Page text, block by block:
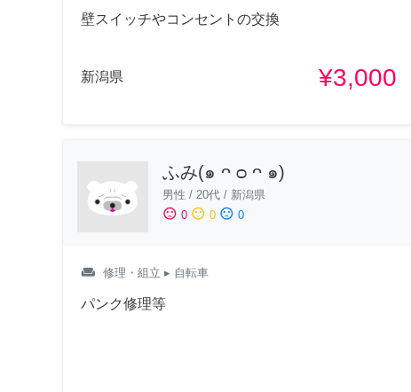
壁スイッチやコンセントの交換
新潟県 ¥3,000
ふみ(๑ ᴖ ᴑ ᴖ ๑)
男性 / 20代 / 新潟県
sentiment_satisfied 0 sentiment_neutral 0 sentiment_dissatisfied 0
weekend 修理・組立 ▸ 自転車
パンク修理等